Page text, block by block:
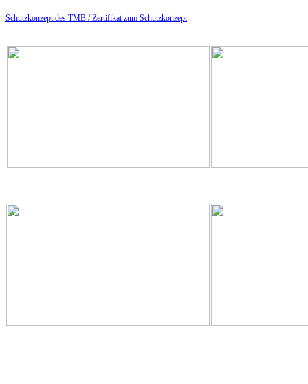
Schutzkonzept des TMB / Zertifikat zum Schutzkonzept